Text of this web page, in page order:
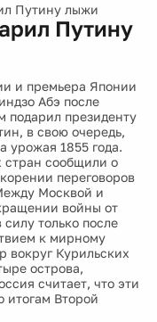
Путину лыжи
Путину
и премьера Японии
Абэ после
подарил президенту
в свою очередь,
урожая 1855 года.
стран сообщили о
переговоров
Москвой и
войны от
силу только после
к мирному
вокруг Курильских
острова,
считает, что эти
итогам Второй